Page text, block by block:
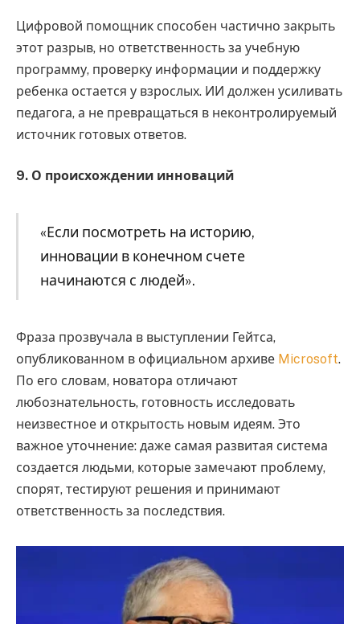
Цифровой помощник способен частично закрыть
этот разрыв, но ответственность за учебную
программу, проверку информации и поддержку
ребенка остается у взрослых. ИИ должен усиливать
педагога, а не превращаться в неконтролируемый
источник готовых ответов.
9. О происхождении инноваций
«Если посмотреть на историю,
инновации в конечном счете
начинаются с людей».
Фраза прозвучала в выступлении Гейтса,
опубликованном в официальном архиве Microsoft.
По его словам, новатора отличают
любознательность, готовность исследовать
неизвестное и открытость новым идеям. Это
важное уточнение: даже самая развитая система
создается людьми, которые замечают проблему,
спорят, тестируют решения и принимают
ответственность за последствия.